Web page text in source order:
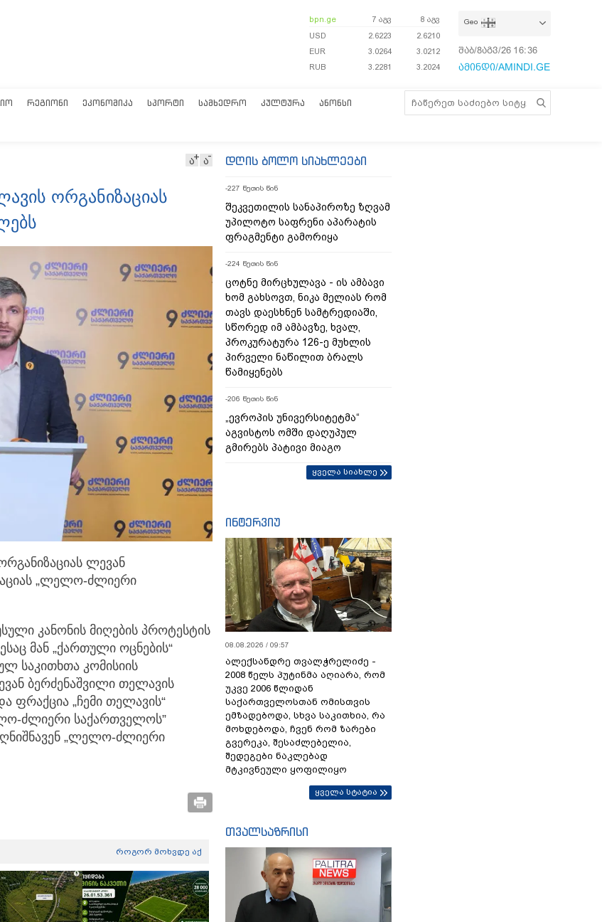
bpn.ge 7 აგვ
8 აგვ
USD
2.6223
2.6210
EUR
3.0264
3.0212
RUB
3.2281 3.2024
Geo
შაბ/8აგვ/26 16:36:02
ამინდი/AMINDI.GE
ᲠᲔᲒᲘᲝᲜᲘ ᲔᲙᲝᲜᲝᲛᲘᲙᲐ ᲡᲞᲝᲠᲢᲘ ᲡᲐᲛᲮᲔᲓᲠᲝ ᲙᲣᲚᲢᲣᲠᲐ ᲐᲜᲝᲜᲡᲘ
ა ა
ორგანიზაციას
ლევან
„ლელო-ძლიერი
კანონის მიღების პროტესტის
მან „ქართული ოცნების“
საკითხთა კომისიის
ბერძენაშვილი თელავის
ფრაქცია „ჩემი თელავის“
ძლიერი საქართველოს”
„ლელო-ძლიერი
როგორ მოხვდე აქ
დღის ბოლო სიახლეები
-227 წუთის წინ
შეკვეთილის სანაპიროზე ზღვამ
უპილოტო საფრენი აპარატის
ფრაგმენტი გამორიყა
-224 წუთის წინ
ცოტნე მირცხულავა - ის ამბავი
ხომ გახსოვთ, ნიკა მელიას რომ
თავს დაესხნენ სამტრედიაში,
სწორედ იმ ამბავზე, ხვალ,
პროკურატურა 126-ე მუხლის
პირველი ნაწილით ბრალს
წამიყენებს
-206 წუთის წინ
„ევროპის უნივერსიტეტმა“
აგვისტოს ომში დაღუპულ
გმირებს პატივი მიაგო
ყველა სიახლე
ინტერვიუ
08.08.2026 / 09:57
ალექსანდრე თვალჭრელიძე -
2008 წელს პუტინმა აღიარა, რომ
უკვე 2006 წლიდან
საქართველოსთან ომისთვის
ემზადებოდა, სხვა საკითხია, რა
მოხდებოდა, ჩვენ რომ ზარები
გვერეკა, შესაძლებელია,
შედეგები ნაკლებად
მტკივნეული ყოფილიყო
ყველა სტატია
თვალსაზრისი